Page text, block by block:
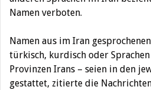
Namen verboten.
Namen aus im Iran
türkisch, kurdisch oder
Provinzen Irans – seien in den
gestattet, zitierte die